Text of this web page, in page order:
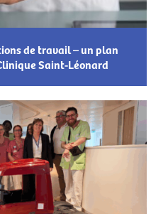
de travail – un plan
Saint-Léonard